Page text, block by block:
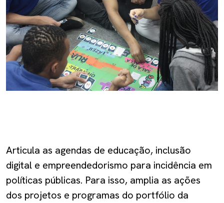
Articula as agendas de educação, inclusão
digital e empreendedorismo para incidência em
políticas públicas. Para isso, amplia as ações
dos projetos e programas do portfólio da